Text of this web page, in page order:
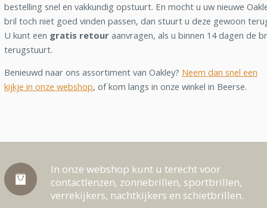
bestelling snel en vakkundig opstuurt. En mocht u uw nieuwe
bril toch niet goed vinden passen, dan stuurt u deze gewoon
U kunt een gratis retour aanvragen, als u binnen 14 dagen de
terugstuurt.
Benieuwd naar ons assortiment van Oakley? Neem dan snel een
kijkje in onze webshop, of kom langs in onze winkel in Beerse.
In onze webshop kunt u terecht voor
contactlenzen, zonnebrillen, sportbrillen,
verrekijkers, nachtkijkers en schietbrillen.